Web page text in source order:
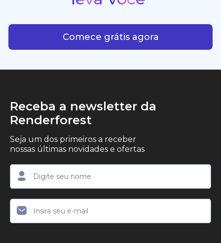
marketing que desejam produzir conteúdo em
vídeo profissional, com qualidade de estúdio, de
forma simples.
Comece grátis agora
Receba a newsletter da
Renderforest
Seja um dos primeiros a receber
nossas últimas novidades e ofertas